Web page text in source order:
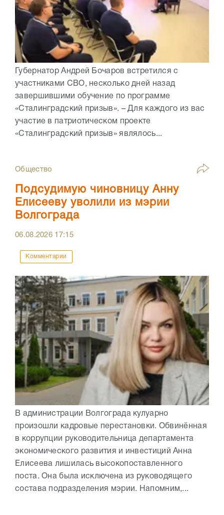
Губернатор Андрей Бочаров встретился с
участниками СВО, несколько дней назад
завершившими обучение по программе
«Сталинградский призыв». – Для каждого из вас
участие в патриотическом проекте
«Сталинградский призыв» являлось...
Общество
Подсудимую чиновницу Анну
Елисееву уволили из мэрии
Волгограда
06.08.2026 17:15
Комментарии
В администрации Волгограда кулуарно
произошли кадровые перестановки. Обвинённая
в коррупции руководительница департамента
экономического развития и инвестиций Анна
Елисеева лишилась высокопоставленного
поста. Она была исключена из руководящего
состава подразделения мэрии. Напомним,...